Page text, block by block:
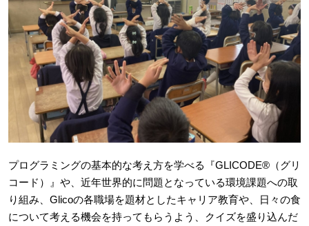
プログラミングの基本的な考え方を学べる『GLICODE®（グリ
コード）』や、近年世界的に問題となっている環境課題への取
り組み、Glicoの各職場を題材としたキャリア教育や、日々の食
について考える機会を持ってもらうよう、クイズを盛り込んだ